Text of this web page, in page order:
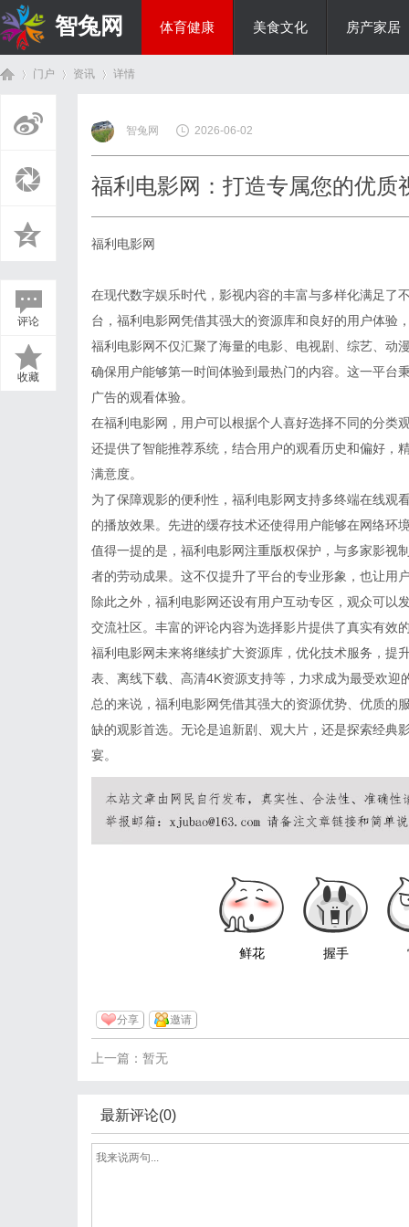
智兔网 体育健康 美食文化 房产家居
门户 资讯
›
详情
评论
收藏
智兔网 2026-06-02
福利电影网：打造专属您的优质
福利电影网
在现代数字娱乐时代，影视内容的丰富与多样化满足了
台，福利电影网凭借其强大的资源库和良好的用户体验
福利电影网不仅汇聚了海量的电影、电视剧、综艺、动
确保用户能够第一时间体验到最热门的内容。这一平台
广告的观看体验。
在福利电影网，用户可以根据个人喜好选择不同的分类
还提供了智能推荐系统，结合用户的观看历史和偏好，
满意度。
为了保障观影的便利性，福利电影网支持多终端在线观
的播放效果。先进的缓存技术还使得用户能够在网络环
值得一提的是，福利电影网注重版权保护，与多家影视
者的劳动成果。这不仅提升了平台的专业形象，也让用
除此之外，福利电影网还设有用户互动专区，观众可以
交流社区。丰富的评论内容为选择影片提供了真实有效
福利电影网未来将继续扩大资源库，优化技术服务，提
表、离线下载、高清4K资源支持等，力求成为最受欢迎
总的来说，福利电影网凭借其强大的资源优势、优质的
缺的观影首选。无论是追新剧、观大片，还是探索经典
宴。
鲜花 握手
分享 邀请
上一篇：暂无
最新评论(0)